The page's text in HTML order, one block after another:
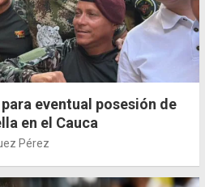
eventual posesión de
en el Cauca
Pérez